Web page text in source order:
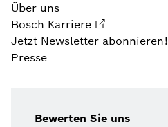
Über uns
Bosch Karriere
Jetzt Newsletter abonnieren!
Presse
Bewerten Sie uns